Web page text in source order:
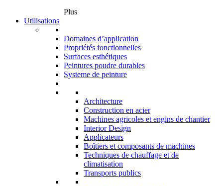
Plus
Utilisations
Domaines d’application
Propriétés fonctionnelles
Surfaces esthétiques
Peintures poudre durables
Systeme de peinture
Architecture
Construction en acier
Machines agricoles et engins de chantier
Interior Design
Applicateurs
Boîtiers et composants de machines
Techniques de chauffage et de
climatisation
Transports publics